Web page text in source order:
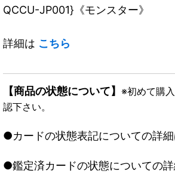
QCCU-JP001}《モンスター》
詳細は こちら
【商品の状態について】 ※初めて購
認下さい。
●カードの状態表記についての詳
●鑑定済カードの状態についての